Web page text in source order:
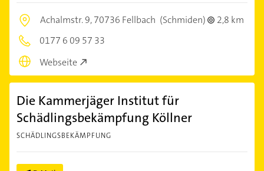
Achalmstr. 9,70736 Fellbach (Schmiden)
2,8 km
0177 6 09 57 33
Webseite
Die Kammerjäger Institut für
Schädlingsbekämpfung Köllner
SCHÄDLINGSBEKÄMPFUNG